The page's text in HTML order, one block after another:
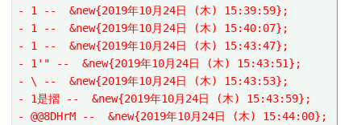
- 1 --  &new{2019年10月24日 (木) 15:39:59};
- 1 --  &new{2019年10月24日 (木) 15:40:07};
- 1 --  &new{2019年10月24日 (木) 15:43:47};
- 1'" --  &new{2019年10月24日 (木) 15:43:51};
- \ --  &new{2019年10月24日 (木) 15:43:53};
- 1是摺 --  &new{2019年10月24日 (木) 15:43:59};
- @@8DHrM --  &new{2019年10月24日 (木) 15:44:00};